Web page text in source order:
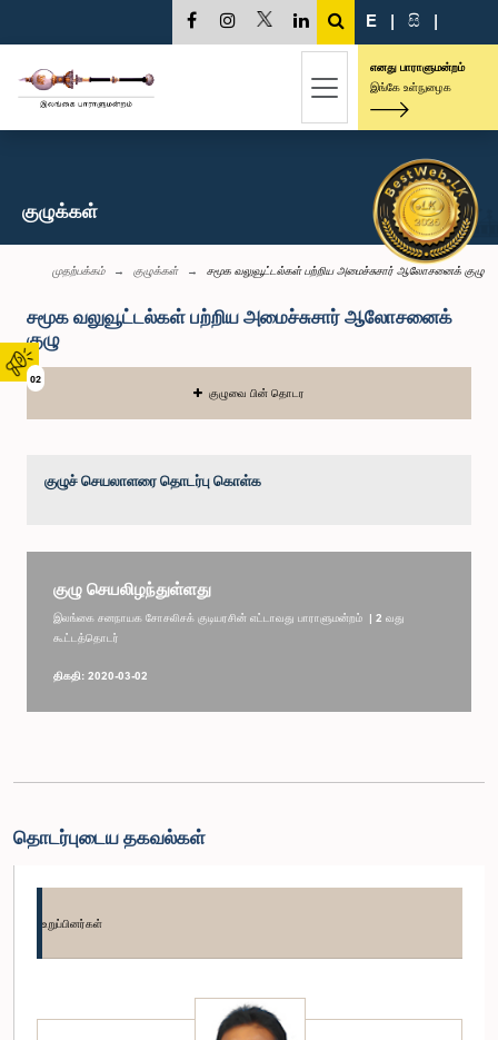
02
E | සි |
எனது பாராளுமன்றம்
இங்கே உள்நுழைக
குழுக்கள்
முதற்பக்கம் குழுக்கள் சமூக வலுவூட்டல்கள் பற்றிய அமைச்சுசார் ஆலோசனைக் குழு
சமூக வலுவூட்டல்கள் பற்றிய அமைச்சுசார் ஆலோசனைக்
குழு
குழுவை பின் தொடர
குழுச் செயலாளரை தொடர்பு கொள்க
குழு செயலிழந்துள்ளது
இலங்கை சனநாயக சோசலிசக் குடியரசின் எட்டாவது பாராளுமன்றம் | 2 வது
கூட்டத்தொடர்
திகதி: 2020-03-02
தொடர்புடைய தகவல்கள்
உறுப்பினர்கள்